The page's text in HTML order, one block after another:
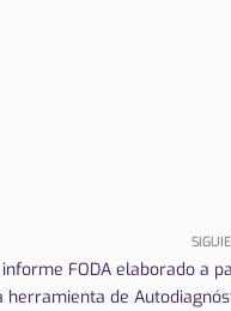
FODA elaborado a
herramienta de